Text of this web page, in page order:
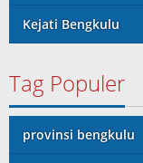
Kejati Bengkulu
Tag Populer
provinsi bengkulu